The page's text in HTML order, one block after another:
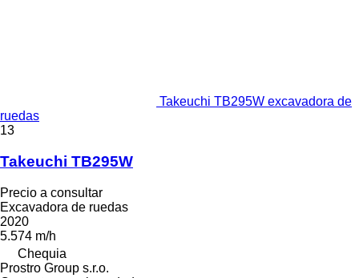
Takeuchi TB295W excavadora de
ruedas
13
Takeuchi TB295W
Precio a consultar
Excavadora de ruedas
2020
5.574 m/h
Chequia
Prostro Group s.r.o.